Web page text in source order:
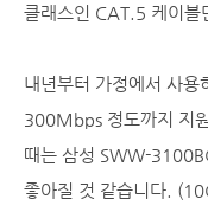
클래스인 CAT.5 케이블
내년부터 가정에서 사
300Mbps 정도까지 지
때는 삼성 SWW-
좋아질 것 같습니다.